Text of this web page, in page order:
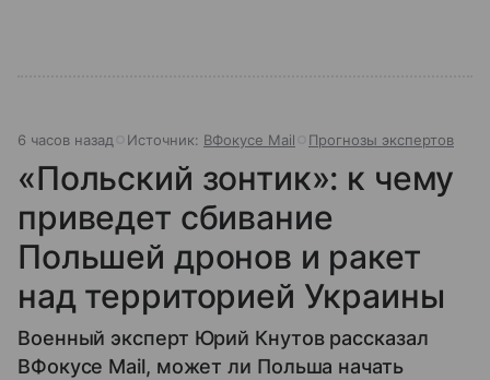
6 часов назад Источник: ВФокусе Mail Прогнозы экспертов
«Польский зонтик»: к чему
приведет сбивание
Польшей дронов и ракет
над территорией Украины
Военный эксперт Юрий Кнутов рассказал
ВФокусе Mail, может ли Польша начать